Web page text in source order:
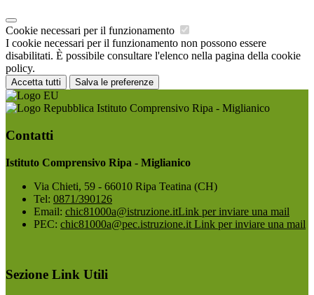
Cookie necessari per il funzionamento
I cookie necessari per il funzionamento non possono essere
disabilitati. È possibile consultare l'elenco nella pagina della cookie
policy.
Accetta tutti Salva le preferenze
Istituto Comprensivo Ripa - Miglianico
Contatti
Istituto Comprensivo Ripa - Miglianico
Via Chieti, 59 - 66010 Ripa Teatina (CH)
Tel: 0871/390126
Email: chic81000a@istruzione.itLink per inviare una mail
PEC: chic81000a@pec.istruzione.it Link per inviare una mail
Sezione Link Utili